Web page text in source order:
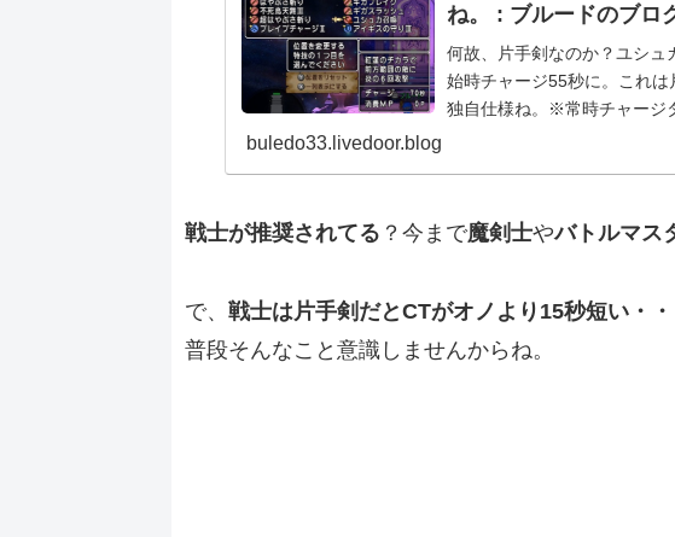
ね。 : ブルードのブ
何故、片手剣なのか？ユシュ
始時チャージ55秒に。これ
独自仕様ね。※常時チャージ
buledo33.livedoor.blog
戦士が推奨されてる ？今まで魔剣士やバトルマス
で、 戦士は片手剣だとCTがオノより15秒短い・・
普段そんなこと意識しませんからね。